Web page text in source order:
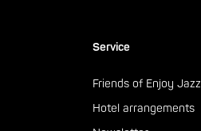
Service
Friends of Enjoy Jazz
Hotel arrangements